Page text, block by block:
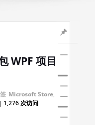
WPF 项目
Microsoft Store,
| 1,276 次访问